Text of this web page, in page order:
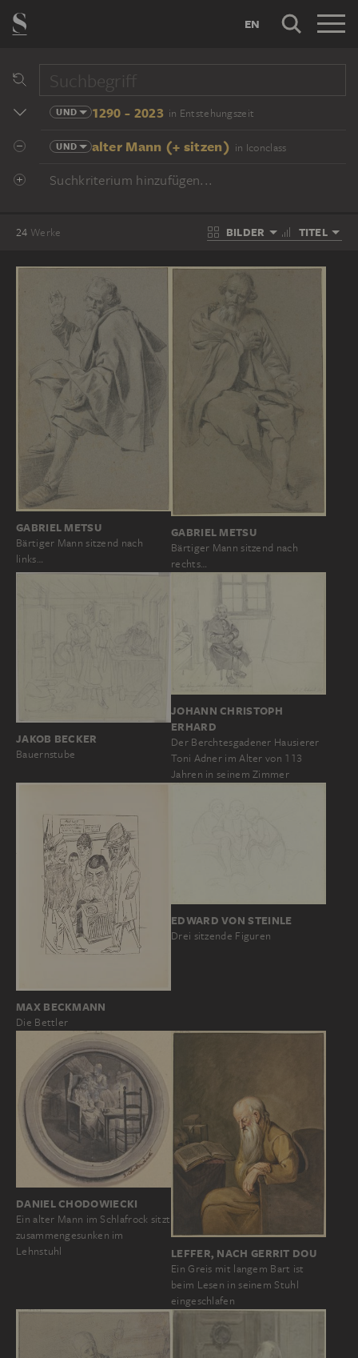
EN
UND 1290 - 2023 in Entstehungszeit
UND alter Mann (+ sitzen) in Iconclass
Suchkriterium hinzufügen...
24 Werke BILDER TITEL
GABRIEL METSU
Bärtiger Mann sitzend nach
links…
GABRIEL METSU
Bärtiger Mann sitzend nach
rechts…
JAKOB BECKER
Bauernstube
JOHANN CHRISTOPH
ERHARD
Der Berchtesgadener Hausierer
Toni Adner im Alter von 113
Jahren in seinem Zimmer
MAX BECKMANN
Die Bettler
EDWARD VON STEINLE
Drei sitzende Figuren
DANIEL CHODOWIECKI
Ein alter Mann im Schlafrock sitzt
zusammengesunken im
Lehnstuhl
LEFFER, NACH GERRIT DOU
Ein Greis mit langem Bart ist
beim Lesen in seinem Stuhl
eingeschlafen